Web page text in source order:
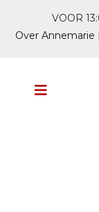
VOOR
Over Annemarie